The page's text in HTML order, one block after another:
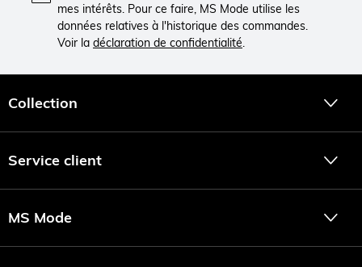
mes intérêts. Pour ce faire, MS Mode utilise les
données relatives à l'historique des commandes.
Voir la déclaration de confidentialité.
Collection
Service client
MS Mode